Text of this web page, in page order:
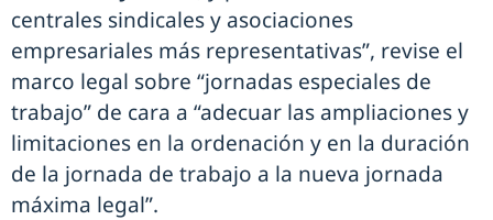
centrales sindicales y asociaciones
empresariales más representativas”, revise el
marco legal sobre “jornadas especiales de
trabajo” de cara a “adecuar las ampliaciones y
limitaciones en la ordenación y en la duración
de la jornada de trabajo a la nueva jornada
máxima legal”.